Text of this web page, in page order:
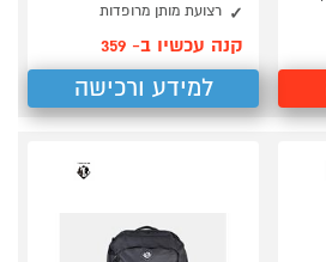
רצועת מותן מרופדות
קנה עכשיו ב- 359
למידע ורכישה